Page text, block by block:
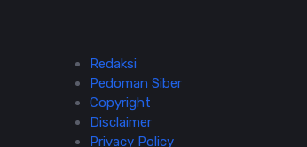
Redaksi
Pedoman Siber
Copyright
Disclaimer
Privacy Policy